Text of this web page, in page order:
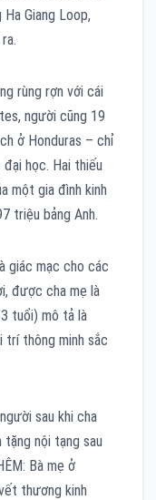
Giang Loop,
rùng rợn với cái
người cũng 19
ở Honduras – chỉ
học. Hai thiếu
một gia đình kinh
triệu bảng Anh.
giác mạc cho các
được cha mẹ là
tuổi) mô tả là
trí thông minh sắc
sau khi cha
tặng nội tạng sau
Bà mẹ ở
thương kinh